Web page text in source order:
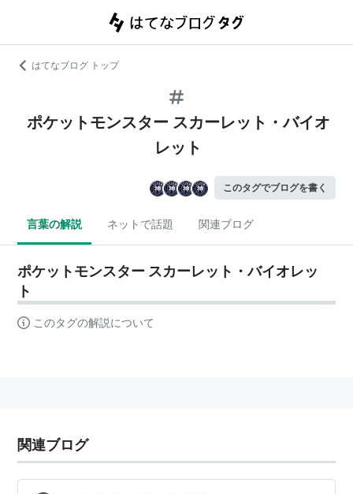
はてなブログ トップ
ポケットモンスター スカーレット・バイオ
レット
このタグでブログを書く
言葉の解説 ネットで話題 関連ブログ
ポケットモンスター スカーレット・バイオレッ
ト
このタグの解説について
関連ブログ